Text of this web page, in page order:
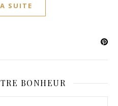
SUITE
BONHEUR